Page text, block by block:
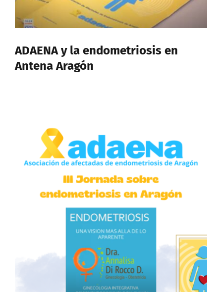
ADAENA y la endometriosis en
Antena Aragón